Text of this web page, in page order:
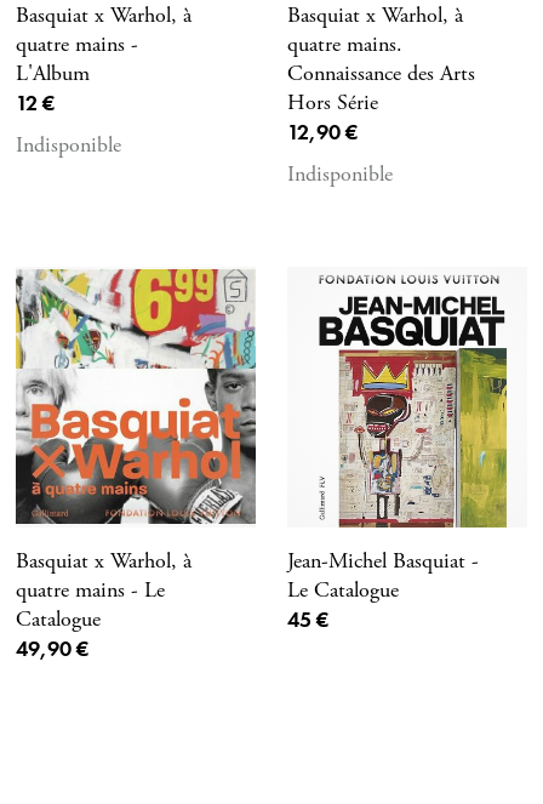
Basquiat x Warhol, à
quatre mains -
L'Album
Prix ​​actuel
12 €
Indisponible
Basquiat x Warhol, à
quatre mains.
Connaissance des Arts
Hors Série
Prix ​​actuel
12,90 €
Indisponible
Basquiat x Warhol, à
quatre mains - Le
Catalogue
Prix ​​actuel
49,90 €
Jean-Michel Basquiat -
Le Catalogue
Prix ​​actuel
45 €